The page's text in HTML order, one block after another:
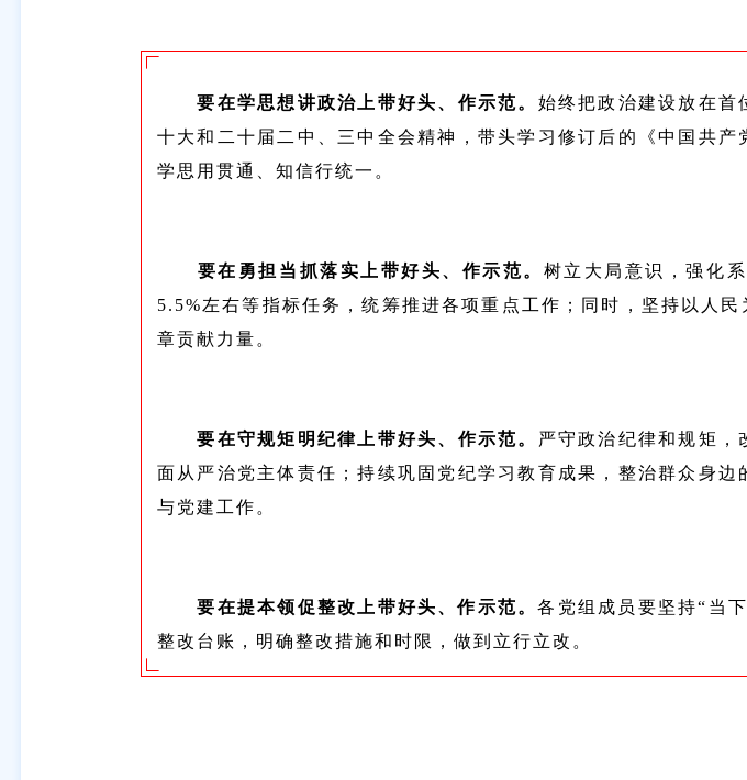
要在学思想讲政治上带好头、作示范。 始终把政治建设放在首
十大和二十届二中、三中全会精神，带头学习修订后的《中国共
学思用贯通、知信行统一。
要在勇担当抓落实上带好头、作示范。 树立大局意识，强化
5.5%左右等指标任务，统筹推进各项重点工作；同时，坚持以人
章贡献力量。
要在守规矩明纪律上带好头、作示范。 严守政治纪律和规矩，
面从严治党主体责任；持续巩固党纪学习教育成果，整治群众身
与党建工作。
要在提本领促整改上带好头、作示范。各党组成员要坚持“当
整改台账，明确整改措施和时限，做到立行立改。